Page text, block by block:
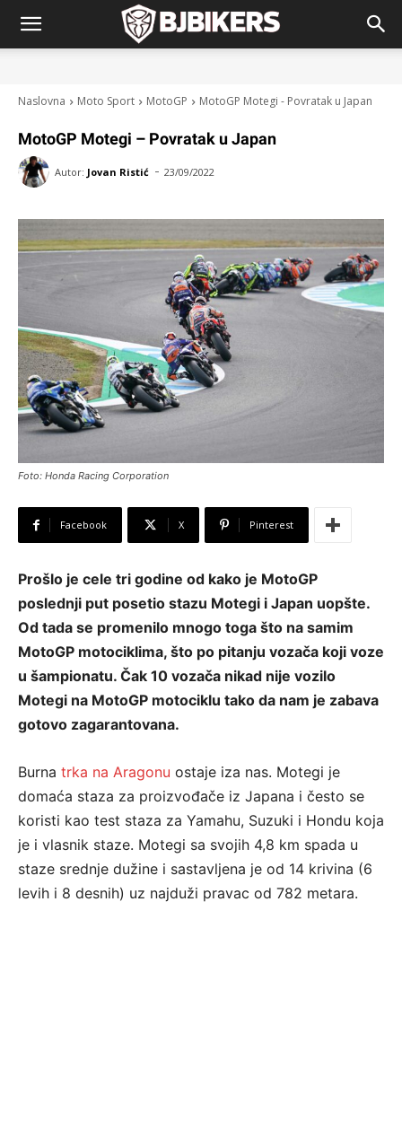
Naslovna Moto Sport MotoGP MotoGP Motegi - Povratak u Japan
MotoGP Motegi – Povratak u Japan
Autor: Jovan Ristić - 23/09/2022
Foto: Honda Racing Corporation
Facebook X Pinterest
Prošlo je cele tri godine od kako je MotoGP
poslednji put posetio stazu Motegi i Japan uopšte.
Od tada se promenilo mnogo toga što na samim
MotoGP motociklima, što po pitanju vozača koji voze
u šampionatu. Čak 10 vozača nikad nije vozilo
Motegi na MotoGP motociklu tako da nam je zabava
gotovo zagarantovana.
Burna trka na Aragonu ostaje iza nas. Motegi je
domaća staza za proizvođače iz Japana i često se
koristi kao test staza za Yamahu, Suzuki i Hondu koja
je i vlasnik staze. Motegi sa svojih 4,8 km spada u
staze srednje dužine i sastavljena je od 14 krivina (6
levih i 8 desnih) uz najduži pravac od 782 metara.